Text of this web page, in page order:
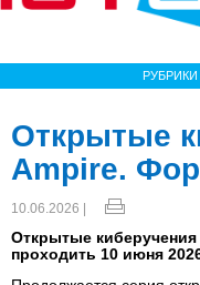
РУБРИКИ
Открытые
Ampire.
10.06.2026 |
Открытые
проходить 10 июня